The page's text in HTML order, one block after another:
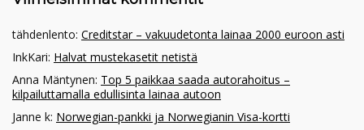
tähdenlento: Creditstar – vakuudetonta lainaa 2000 euroon asti
InkKari: Halvat mustekasetit netistä
Anna Mäntynen: Top 5 paikkaa saada autorahoitus –
kilpailuttamalla edullisinta lainaa autoon
Janne k: Norwegian-pankki ja Norwegianin Visa-kortti